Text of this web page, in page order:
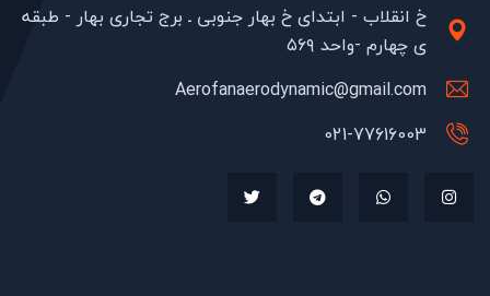
خ انقلاب - ابتدای خ بهار جنوبی ـ برج تجاری بهار - طبقه
ی چهارم -واحد ۵۶۹
Aerofanaerodynamic@gmail.com
021-77616003